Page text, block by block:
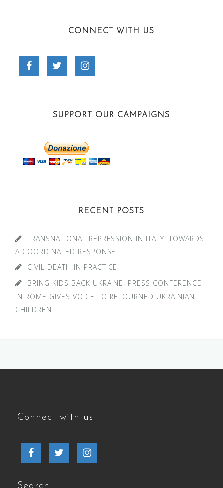
CONNECT WITH US
Facebook Twitter
SUPPORT OUR CAMPAIGNS
RECENT POSTS
TRANSNATIONAL REPRESSION IN ITALY: TOWARDS
A COORDINATED RESPONSE
CIVIL DEATH IN PRACTICE
BRING KIDS BACK UKRAINE: PRESS CONFERENCE
IN ROME GIVES VOICE TO RETOURNED UKRAINIAN
CHILDREN
Connect with us
Facebook Twitter
Search